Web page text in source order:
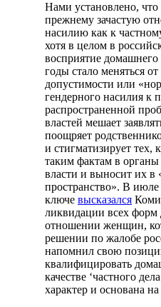
Нами установлено, что
прежнему зачастую
насилию как к
хотя в целом в
восприятие
годы стало меняться
допустимости или
гендерного насилия к
распространенной
властей мешает
поощряет
и стигматизирует тех,
таким фактам в органы
власти и выносит их в
пространство». В
ключе высказался
ликвидации всех
отношении женщин,
решении по жалобе
напомнил свою
квалифицировать
качестве ‘частного
характер и основана